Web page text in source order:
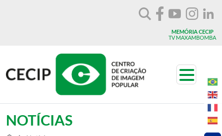
MEMÓRIA CECIP
TV MAXAMBOMBA
Toggle
NOTÍCIAS